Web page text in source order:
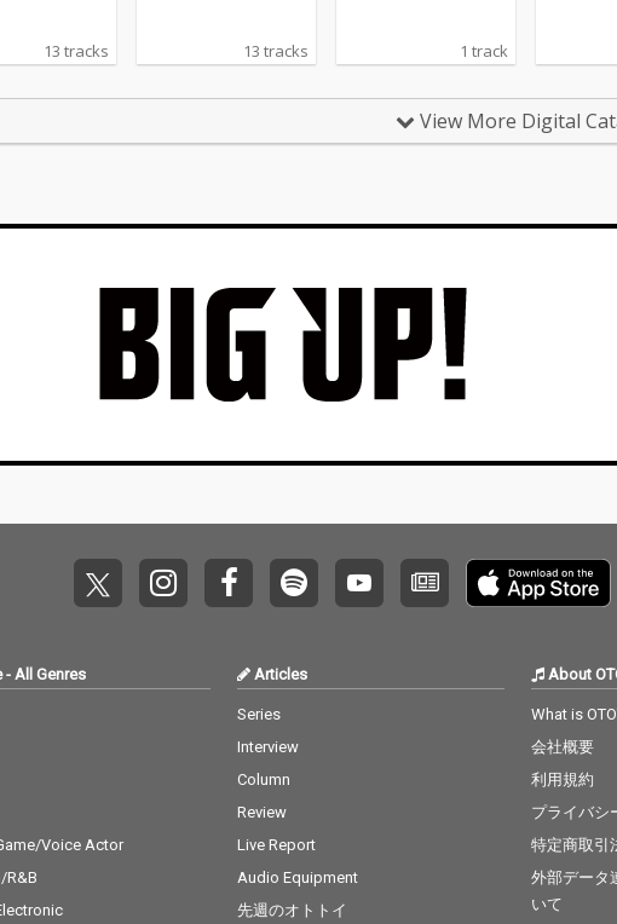
13 tracks 13 tracks 1 track
View More Digital
- All Genres
Voice Actor
R&B
Articles
Series
Interview
Column
Review
Live Report
Audio Equipment
先週のオトトイ
About
What is
会社概要
利用規約
プライバシ
特定商取引
外部データ
いて